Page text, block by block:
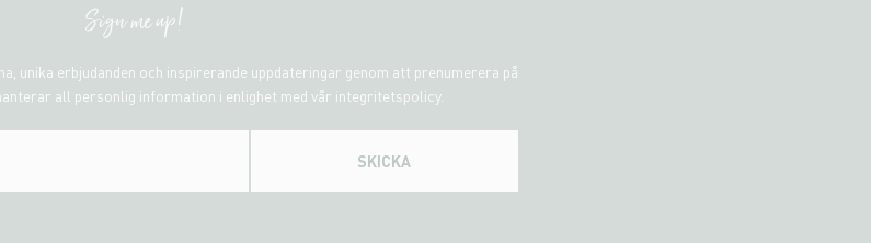
Sign me up!
unika erbjudanden och inspirerande uppdateringar genom att prenumerera på
all personlig information i enlighet med vår integritetspolicy.
SKICKA